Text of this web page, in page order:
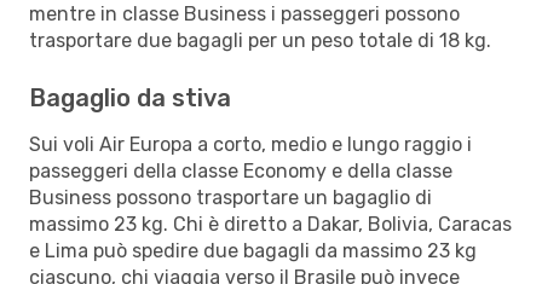
mentre in classe Business i passeggeri possono
trasportare due bagagli per un peso totale di 18 kg.
Bagaglio da stiva
Sui voli Air Europa a corto, medio e lungo raggio i
passeggeri della classe Economy e della classe
Business possono trasportare un bagaglio di
massimo 23 kg. Chi è diretto a Dakar, Bolivia, Caracas
e Lima può spedire due bagagli da massimo 23 kg
ciascuno, chi viaggia verso il Brasile può invece